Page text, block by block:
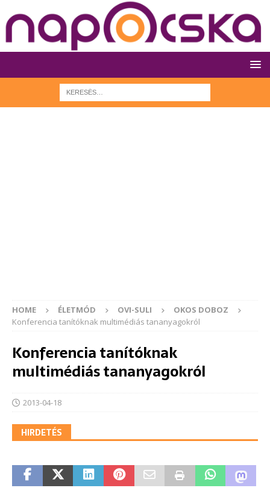
HOME ÉLETMÓD OVI-SULI
OKOS DOBOZ
Konferencia tanítóknak multimédiás tananyagokról
Konferencia tanítóknak
multimédiás tananyagokról
2013-04-18
HIRDETÉS